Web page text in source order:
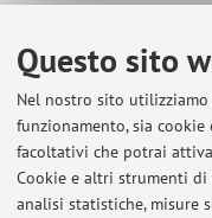
Questo sito
Nel nostro sito
funzionamento, sia
facoltativi che potrai
Cookie e altri strumenti
analisi statistiche, misure
Home
EU-funded
https://